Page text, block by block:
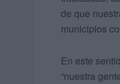
de que
municipios
En este
“nuestra